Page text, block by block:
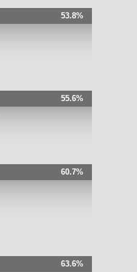
53.8%
55.6%
60.7%
63.6%